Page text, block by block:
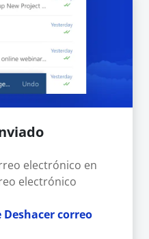
electrónico en
electrónico
correo